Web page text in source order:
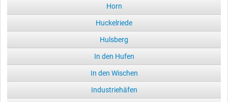
Horn
Huckelriede
Hulsberg
In den Hufen
In den Wischen
Industriehäfen